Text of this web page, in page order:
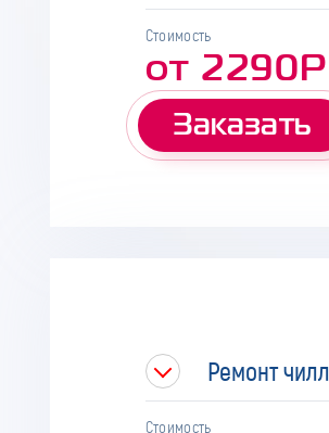
Стоимость
от 2290Р
Заказать
Ремонт
Стоимость